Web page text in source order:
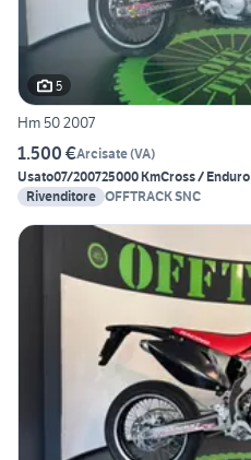
5
Hm 50 2007
1.500 €Arcisate(VA)
Usato07/200725000 KmCross / Enduro
Rivenditore OFFTRACK SNC